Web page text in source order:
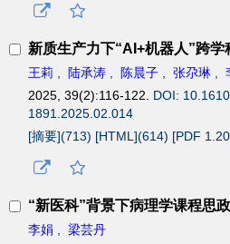
新质生产力下“AI+机器人”跨学
王莉 , 陆承涛 , 陈晨子 , 张尕琳 ,
2025, 39(2):116-122. DOI:
1891.2025.02.014
[摘要](713) [HTML](614) [PDF
“新医科”背景下病理学课程思
李娟 , 梁芸丹